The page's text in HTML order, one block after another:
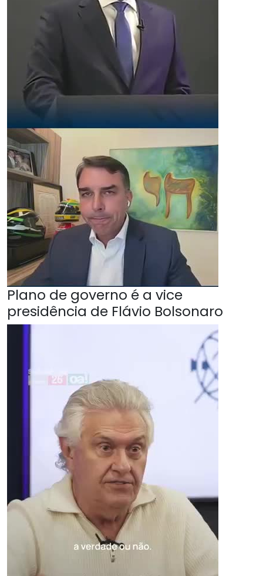
Plano de governo é a vice
presidência de Flávio Bolsonaro